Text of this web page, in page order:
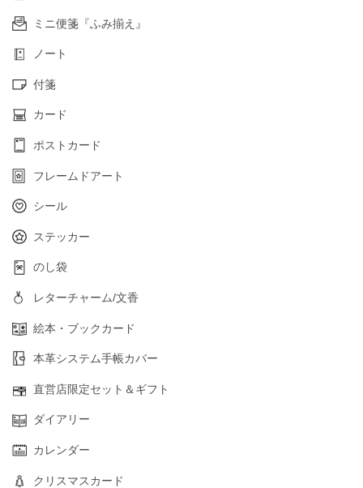
ミニ便箋『ふみ揃え』
ノート
付箋
カード
ポストカード
フレームドアート
シール
ステッカー
のし袋
レターチャーム/文香
絵本・ブックカード
本革システム手帳カバー
直営店限定セット＆ギフト
ダイアリー
カレンダー
クリスマスカード